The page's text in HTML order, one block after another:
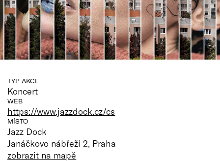
TYP AKCE
Koncert
WEB
https://www.jazzdock.cz/cs
MÍSTO
Jazz Dock
Janáčkovo nábřeží 2, Praha
zobrazit na mapě